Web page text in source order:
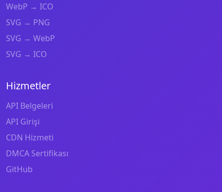
WebP → ICO
SVG → PNG
SVG → WebP
SVG → ICO
Hizmetler
API Belgeleri
API Girişi
CDN Hizmeti
DMCA Sertifikası
GitHub